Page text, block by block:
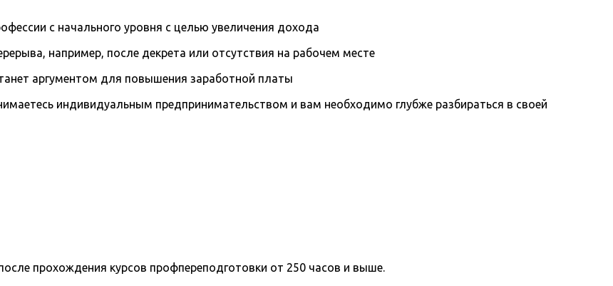
с начального уровня с целью увеличения дохода
например, после декрета или отсутствия на рабочем месте
аргументом для повышения заработной платы
индивидуальным предпринимательством и вам необходимо глубже разбираться в своей
прохождения курсов профпереподготовки от 250 часов и выше.